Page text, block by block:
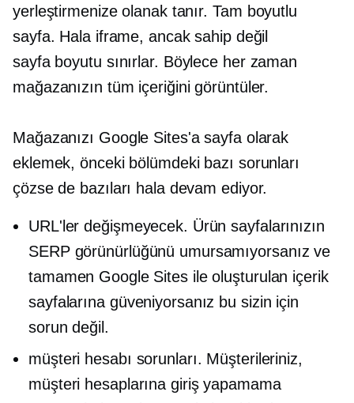
yerleştirmenize olanak tanır. Tam boyutlu
sayfa. Hala iframe, ancak sahip değil
sayfa boyutu sınırlar. Böylece her zaman
mağazanızın tüm içeriğini görüntüler.
Mağazanızı Google Sites'a sayfa olarak
eklemek, önceki bölümdeki bazı sorunları
çözse de bazıları hala devam ediyor.
URL'ler değişmeyecek. Ürün sayfalarınızın
SERP görünürlüğünü umursamıyorsanız ve
tamamen Google Sites ile oluşturulan içerik
sayfalarına güveniyorsanız bu sizin için
sorun değil.
müşteri hesabı sorunları. Müşterileriniz,
müşteri hesaplarına giriş yapamama